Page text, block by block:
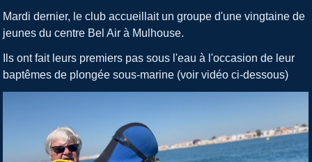
Mardi dernier, le club accueillait un groupe d'une vingtaine de
jeunes du centre Bel Air à Mulhouse.
Ils ont fait leurs premiers pas sous l'eau à l'occasion de leur
baptêmes de plongée sous-marine (voir vidéo ci-dessous)